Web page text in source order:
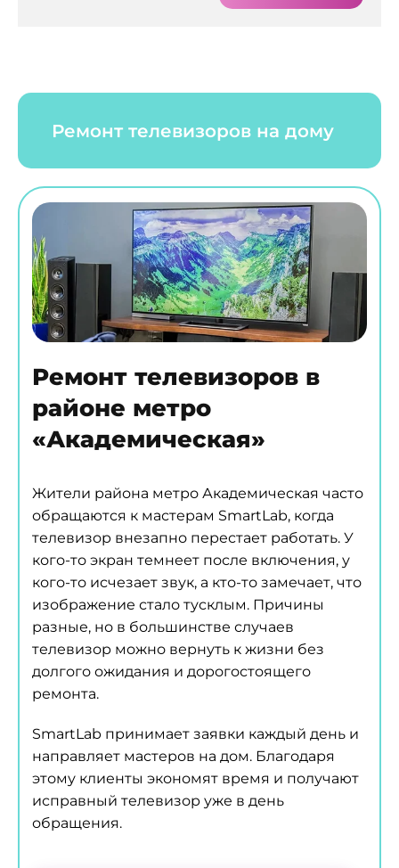
Ремонт телевизоров на дому
Ремонт телевизоров в
районе метро
«Академическая»
Жители района метро Академическая часто
обращаются к мастерам SmartLab, когда
телевизор внезапно перестает работать. У
кого-то экран темнеет после включения, у
кого-то исчезает звук, а кто-то замечает, что
изображение стало тусклым. Причины
разные, но в большинстве случаев
телевизор можно вернуть к жизни без
долгого ожидания и дорогостоящего
ремонта.
SmartLab принимает заявки каждый день и
направляет мастеров на дом. Благодаря
этому клиенты экономят время и получают
исправный телевизор уже в день
обращения.